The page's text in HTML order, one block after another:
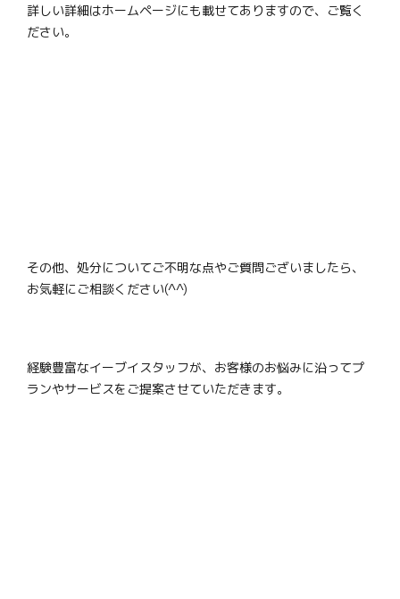
詳しい詳細はホームページにも載せてありますので、ご覧く
ださい。
その他、処分についてご不明な点やご質問ございましたら、
お気軽にご相談ください(^^)
経験豊富なイーブイスタッフが、お客様のお悩みに沿ってプ
ランやサービスをご提案させていただきます。